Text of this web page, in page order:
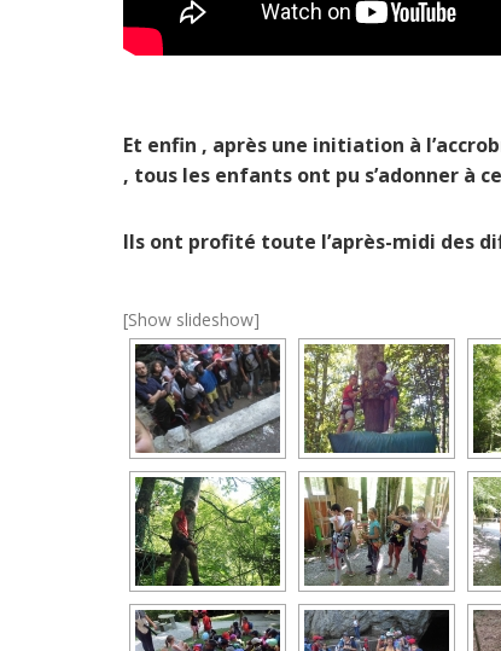
Et enfin , après une initiation à
, tous les enfants ont pu s’adonner à
Ils ont profité toute l’après-midi des
[Show slideshow]